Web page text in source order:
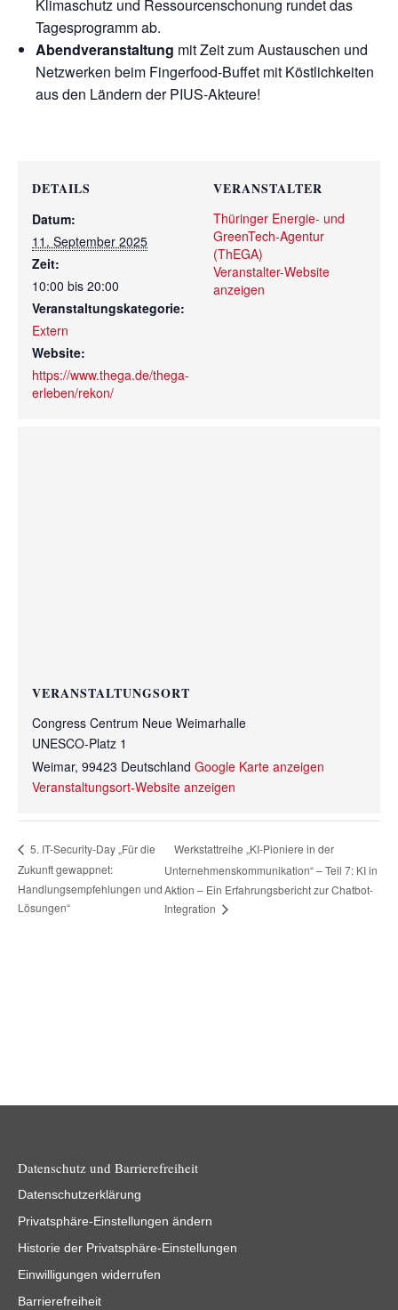
Klimaschutz und Ressourcenschonung rundet das
Tagesprogramm ab.
Abendveranstaltung mit Zeit zum Austauschen und
Netzwerken beim Fingerfood-Buffet mit Köstlichkeiten
aus den Ländern der PIUS-Akteure!
DETAILS
Datum:
11. September 2025
Zeit:
10:00 bis 20:00
Veranstaltungskategorie:
Extern
Website:
https://www.thega.de/thega-
erleben/rekon/
VERANSTALTER
Thüringer Energie- und
GreenTech-Agentur
(ThEGA)
Veranstalter-Website
anzeigen
VERANSTALTUNGSORT
Congress Centrum Neue Weimarhalle
UNESCO-Platz 1
Weimar, 99423 Deutschland Google Karte anzeigen
Veranstaltungsort-Website anzeigen
5. IT-Security-Day „Für die
Zukunft gewappnet:
Handlungsempfehlungen und
Lösungen“
Werkstattreihe „KI-Pioniere in der
Unternehmenskommunikation“ – Teil 7: KI in
Aktion – Ein Erfahrungsbericht zur Chatbot-
Integration
Datenschutz und Barrierefreiheit
Datenschutzerklärung
Privatsphäre-Einstellungen ändern
Historie der Privatsphäre-Einstellungen
Einwilligungen widerrufen
Barrierefreiheit